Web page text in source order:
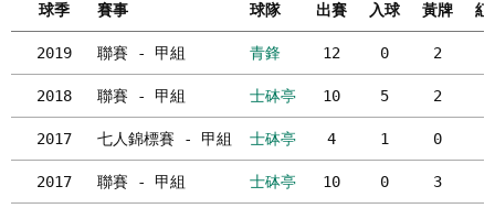
球季 賽事 球隊 出賽 入球 黃牌 紅
2019 聯賽 - 甲組 青鋒 12 0 2
2018 聯賽 - 甲組 士砵亭 10 5 2
2017 七人錦標賽 - 甲組 士砵亭 4 1 0
2017 聯賽 - 甲組 士砵亭 10 0 3